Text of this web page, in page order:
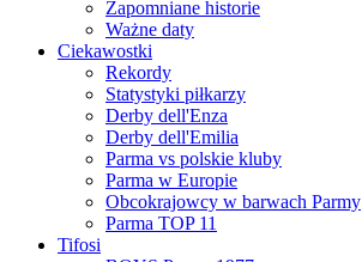
Zapomniane historie
Ważne daty
Ciekawostki
Rekordy
Statystyki piłkarzy
Derby dell'Enza
Derby dell'Emilia
Parma vs polskie kluby
Parma w Europie
Obcokrajowcy w barwach Parmy
Parma TOP 11
Tifosi